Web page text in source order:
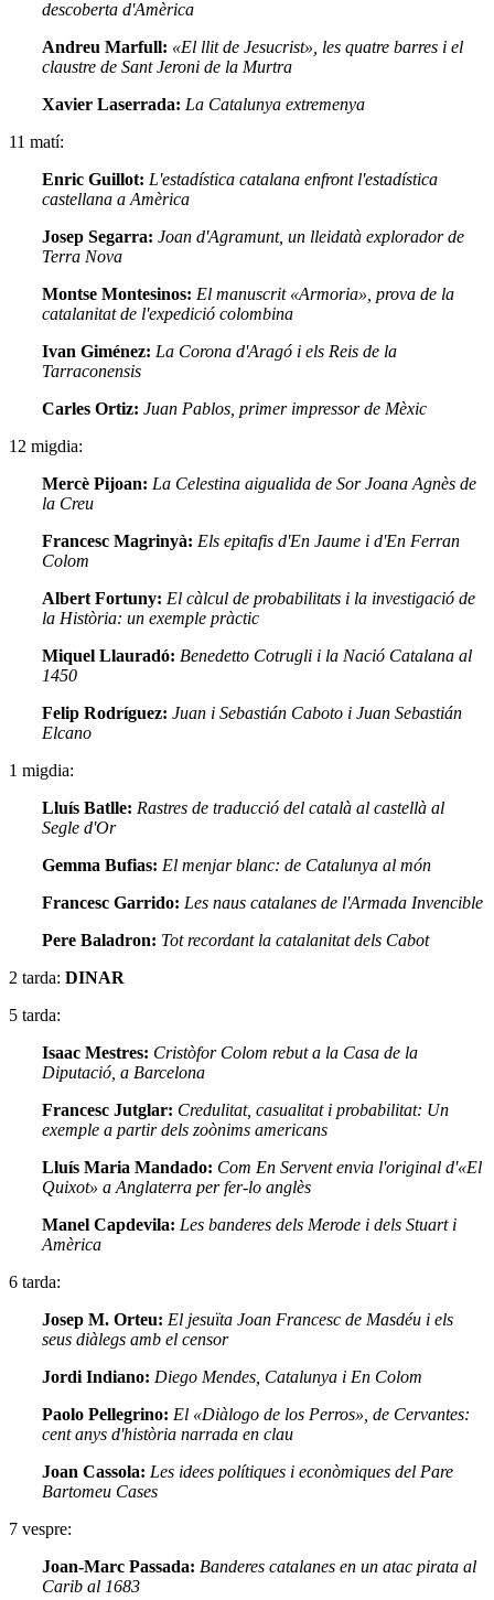
descoberta d'Amèrica
Andreu Marfull: «El llit de Jesucrist», les quatre barres i el
claustre de Sant Jeroni de la Murtra
Xavier Laserrada: La Catalunya extremenya
11 matí:
Enric Guillot: L'estadística catalana enfront l'estadística
castellana a Amèrica
Josep Segarra: Joan d'Agramunt, un lleidatà explorador de
Terra Nova
Montse Montesinos: El manuscrit «Armoria», prova de la
catalanitat de l'expedició colombina
Ivan Giménez: La Corona d'Aragó i els Reis de la
Tarraconensis
Carles Ortiz: Juan Pablos, primer impressor de Mèxic
12 migdia:
Mercè Pijoan: La Celestina aigualida de Sor Joana Agnès de
la Creu
Francesc Magrinyà: Els epitafis d'En Jaume i d'En Ferran
Colom
Albert Fortuny: El càlcul de probabilitats i la investigació de
la Història: un exemple pràctic
Miquel Llauradó: Benedetto Cotrugli i la Nació Catalana al
1450
Felip Rodríguez: Juan i Sebastián Caboto i Juan Sebastián
Elcano
1 migdia:
Lluís Batlle: Rastres de traducció del català al castellà al
Segle d'Or
Gemma Bufias: El menjar blanc: de Catalunya al món
Francesc Garrido: Les naus catalanes de l'Armada Invencible
Pere Baladron: Tot recordant la catalanitat dels Cabot
2 tarda: DINAR
5 tarda:
Isaac Mestres: Cristòfor Colom rebut a la Casa de la
Diputació, a Barcelona
Francesc Jutglar: Credulitat, casualitat i probabilitat: Un
exemple a partir dels zoònims americans
Lluís Maria Mandado: Com En Servent envia l'original d'«El
Quixot» a Anglaterra per fer-lo anglès
Manel Capdevila: Les banderes dels Merode i dels Stuart i
Amèrica
6 tarda:
Josep M. Orteu: El jesuïta Joan Francesc de Masdéu i els
seus diàlegs amb el censor
Jordi Indiano: Diego Mendes, Catalunya i En Colom
Paolo Pellegrino: El «Diàlogo de los Perros», de Cervantes:
cent anys d'història narrada en clau
Joan Cassola: Les idees polítiques i econòmiques del Pare
Bartomeu Cases
7 vespre:
Joan-Marc Passada: Banderes catalanes en un atac pirata al
Carib al 1683